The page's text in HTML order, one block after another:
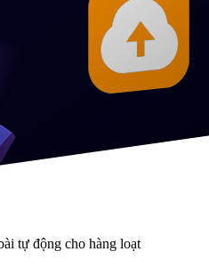
tự động cho hàng loạt